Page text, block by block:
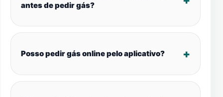
antes de pedir gás?
Posso pedir gás online pelo aplicativo?